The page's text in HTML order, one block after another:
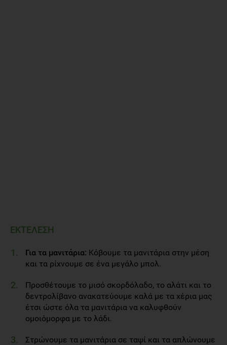
ΕΚΤΕΛΕΣΗ
Για τα μανιτάρια: Κόβουμε τα μανιτάρια στην μέση
και τα ρίχνουμε σε ένα μεγάλο μπολ.
Προσθέτουμε το μισό σκορδόλαδο, το αλάτι και το
δεντρολίβανο ανακατεύουμε καλά με τα χέρια μας
έτσι ώστε όλα τα μανιτάρια να καλυφθούν
ομοιόμορφα με το λάδι.
Στρώνουμε τα μανιτάρια σε ταψί και τα απλώνουμε